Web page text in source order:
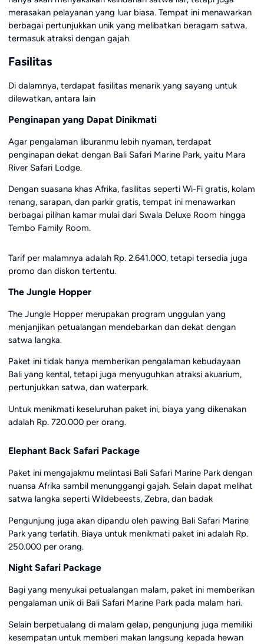
merasakan pelayanan yang luar biasa. Tempat ini menawarkan
berbagai pertunjukkan unik yang melibatkan beragam satwa,
termasuk atraksi dengan gajah.
Fasilitas
Di dalamnya, terdapat fasilitas menarik yang sayang untuk
dilewatkan, antara lain
Penginapan yang Dapat Dinikmati
Agar pengalaman liburanmu lebih nyaman, terdapat
penginapan dekat dengan Bali Safari Marine Park, yaitu Mara
River Safari Lodge.
Dengan suasana khas Afrika, fasilitas seperti Wi-Fi gratis, kolam
renang, sarapan, dan parkir gratis, tempat ini menawarkan
berbagai pilihan kamar mulai dari Swala Deluxe Room hingga
Tembo Family Room.
Tarif per malamnya adalah Rp. 2.641.000, tetapi tersedia juga
promo dan diskon tertentu.
The Jungle Hopper
The Jungle Hopper merupakan program unggulan yang
menjanjikan petualangan mendebarkan dan dekat dengan
satwa langka.
Paket ini tidak hanya memberikan pengalaman kebudayaan
Bali yang kental, tetapi juga menyuguhkan atraksi akuarium,
pertunjukkan satwa, dan waterpark.
Untuk menikmati keseluruhan paket ini, biaya yang dikenakan
adalah Rp. 720.000 per orang.
Elephant Back Safari Package
Paket ini mengajakmu melintasi Bali Safari Marine Park dengan
nuansa Afrika sambil menunggangi gajah. Selain dapat melihat
satwa langka seperti Wildebeests, Zebra, dan badak
Pengunjung juga akan dipandu oleh pawing Bali Safari Marine
Park yang terlatih. Biaya untuk menikmati paket ini adalah Rp.
250.000 per orang.
Night Safari Package
Bagi yang menyukai petualangan malam, paket ini memberikan
pengalaman unik di Bali Safari Marine Park pada malam hari.
Selain berpetualang di malam gelap, pengunjung juga memiliki
kesempatan untuk memberi makan langsung kepada hewan